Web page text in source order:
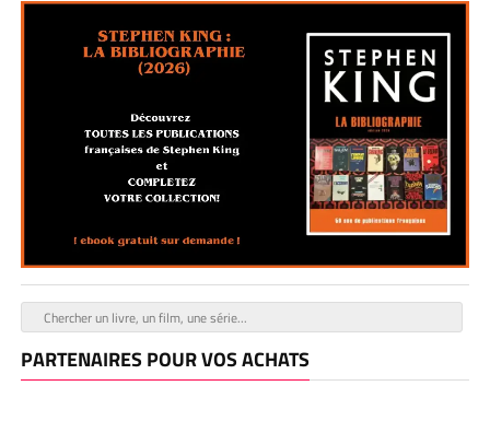
PARTENAIRES POUR VOS ACHATS